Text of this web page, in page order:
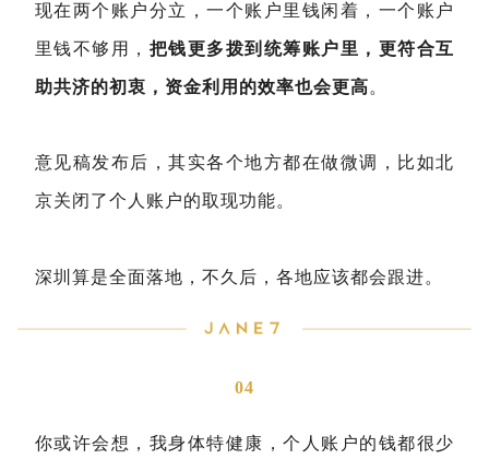
现在两个账户分立，一个账户里钱闲着，一个账户
里钱不够用， 把钱更多拨到统筹账户里，更符合互
助共济的初衷，资金利用的效率也会更高。
意见稿发布后，其实各个地方都在做微调，比如北
京关闭了个人账户的取现功能。
深圳算是全面落地，不久后，各地应该都会跟进。
04
你或许会想，我身体特健康，个人账户的钱都很少